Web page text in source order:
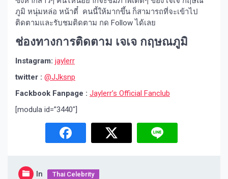
ภูมิ หนุ่มหล่อ หน้าตี๋ คนนี้ให้มากขึ้น ก็สามารถที่จะเข้าไป
ติดตามและรับชมติดตาม กด Follow ได้เลย
ช่องทางการติดตาม เจเจ กฤษณภูมิ
Instagram: jaylerr
twitter : @JJksnp
Fackbook Fanpage : Jaylerr’s Official Fanclub
[modula id=”3440″]
In Thai Celebrity